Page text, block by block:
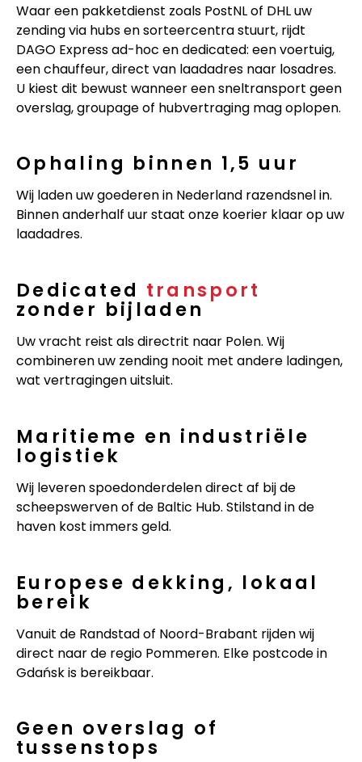
Waar een pakketdienst zoals PostNL of DHL uw
zending via hubs en sorteercentra stuurt, rijdt
DAGO Express ad-hoc en dedicated: een voertuig,
een chauffeur, direct van laadadres naar losadres.
U kiest dit bewust wanneer een sneltransport geen
overslag, groupage of hubvertraging mag oplopen.
Ophaling binnen 1,5 uur
Wij laden uw goederen in Nederland razendsnel in.
Binnen anderhalf uur staat onze koerier klaar op uw
laadadres.
Dedicated transport
zonder bijladen
Uw vracht reist als directrit naar Polen. Wij
combineren uw zending nooit met andere ladingen,
wat vertragingen uitsluit.
Maritieme en industriële
logistiek
Wij leveren spoedonderdelen direct af bij de
scheepswerven of de Baltic Hub. Stilstand in de
haven kost immers geld.
Europese dekking, lokaal
bereik
Vanuit de Randstad of Noord-Brabant rijden wij
direct naar de regio Pommeren. Elke postcode in
Gdańsk is bereikbaar.
Geen overslag of
tussenstops